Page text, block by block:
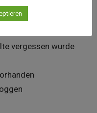
vergessen wurde